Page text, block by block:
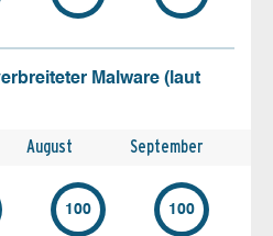
Malware (laut
August September
100 100